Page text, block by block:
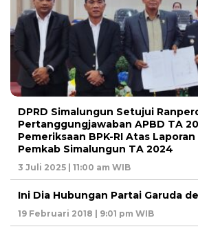
DPRD Simalungun Setujui
Pertanggungjawaban APBD TA
Pemeriksaan BPK-RI Atas
Pemkab Simalungun TA 2024
3 Juli 2025 | 11:00 am WIB
Ini Dia Hubungan Partai Garuda
19 Februari 2018 | 9:01 pm WIB